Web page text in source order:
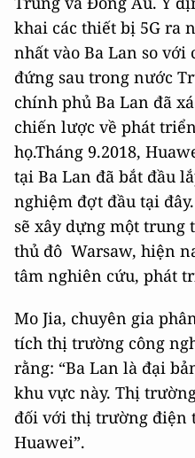
khai các thiết bị 5G ra
nhất vào Ba Lan so
đứng sau trong nước
chính phủ Ba Lan đã
chiến lược về phát
họ.Tháng 9.2018,
tại Ba Lan đã bắt đầu
nghiệm đợt đầu tại
sẽ xây dựng một trung
thủ đô Warsaw, hiện
tâm nghiên cứu, phát
Mo Jia, chuyên gia
tích thị trường công
rằng: “Ba Lan là đại
khu vực này. Thị
đối với thị trường điện
Huawei”.